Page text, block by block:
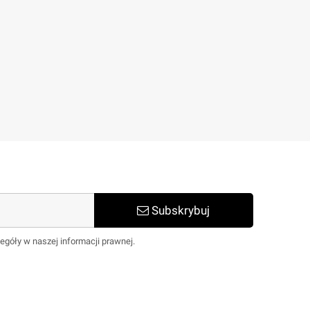
Subskrybuj
w naszej informacji prawnej.